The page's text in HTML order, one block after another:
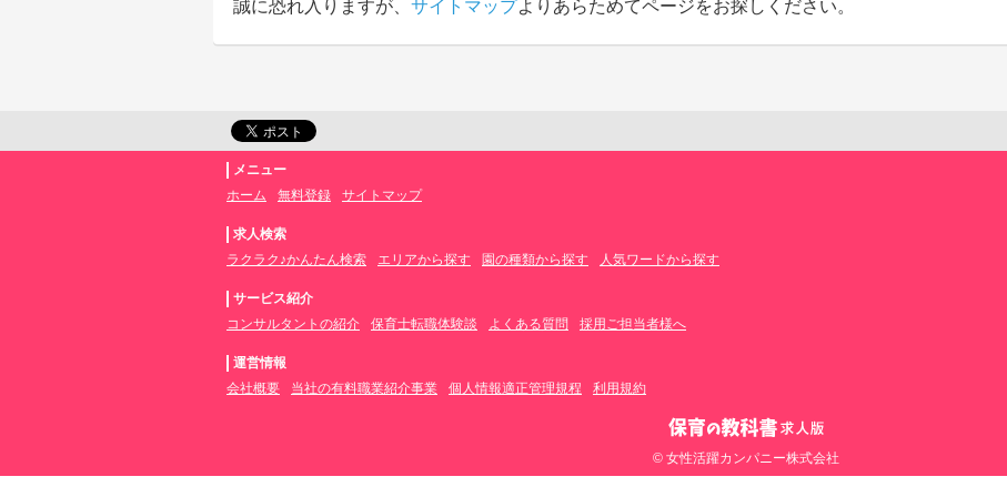
誠に恐れ入りますが、 サイトマップよりあらためてページをお探しください。
メニュー
ホーム
無料登録 サイトマップ
求人検索
ラクラク♪かんたん検索
エリアから探す 園の種類から探す 人気ワードから探す
サービス紹介
コンサルタントの紹介
保育士転職体験談 よくある質問 採用ご担当者様へ
運営情報
会社概要
当社の有料職業紹介事業 個人情報適正管理規程 利用規約
© 女性活躍カンパニー株式会社